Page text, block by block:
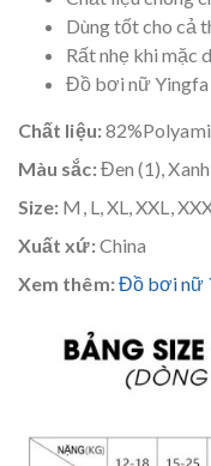
Dùng tốt cho cả
Rất nhẹ khi mặc
Đồ bơi nữ
Chất liệu:
Màu sắc:Đen (1),
Size: M, L, XL, XXL,
Xuất xứ:China
Xem thêm:Đồ bơi nữ